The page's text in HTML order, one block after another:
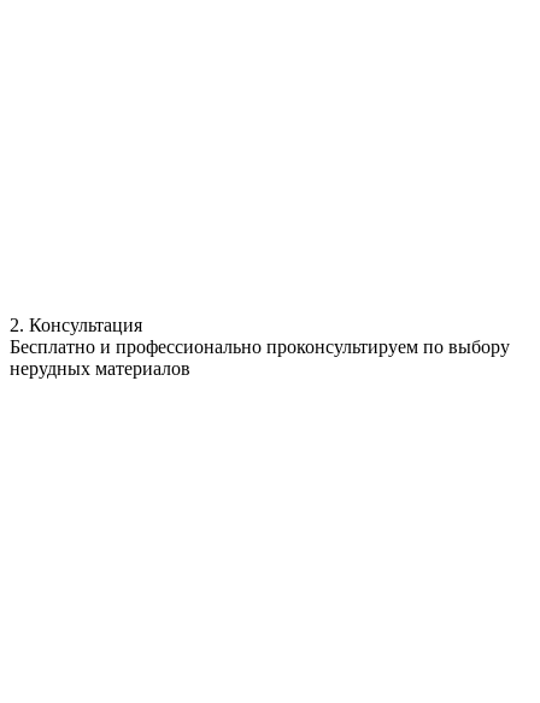
2. Консультация
Бесплатно и профессионально проконсультируем по выбору
нерудных материалов